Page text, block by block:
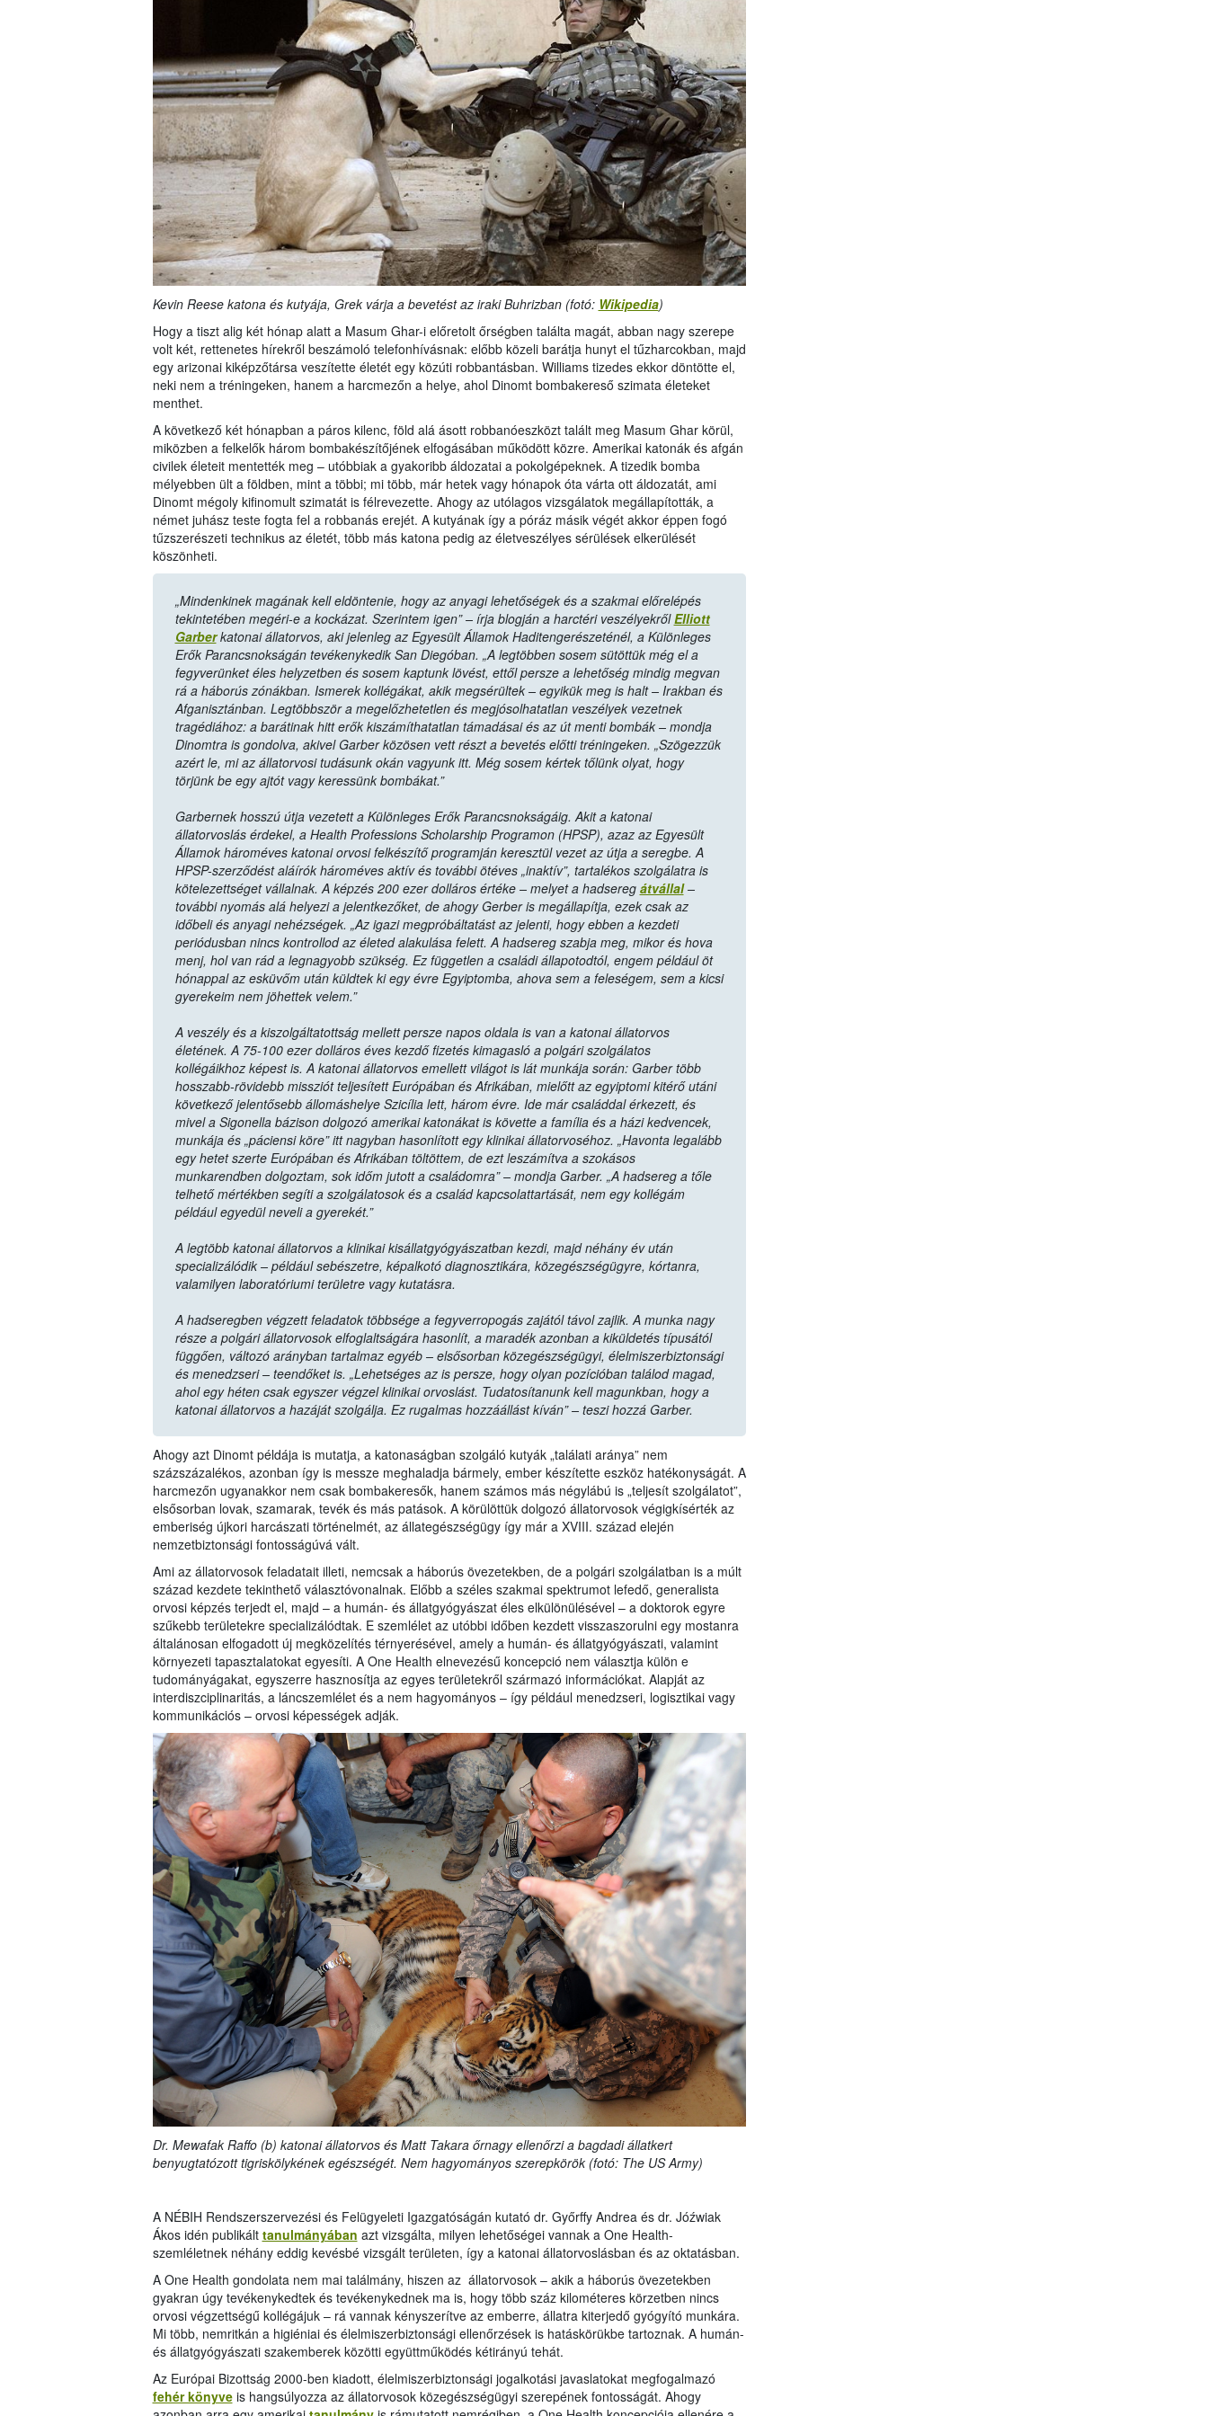
Kevin Reese katona és kutyája, Grek várja a bevetést az iraki Buhrizban (fotó: Wikipedia)
Hogy a tiszt alig két hónap alatt a Masum Ghar-i előretolt őrségben találta magát, abban nagy szerepe
volt két, rettenetes hírekről beszámoló telefonhívásnak: előbb közeli barátja hunyt el tűzharcokban, majd
egy arizonai kiképzőtársa veszítette életét egy közúti robbantásban. Williams tizedes ekkor döntötte el,
neki nem a tréningeken, hanem a harcmezőn a helye, ahol Dinomt bombakereső szimata életeket
menthet.
A következő két hónapban a páros kilenc, föld alá ásott robbanóeszközt talált meg Masum Ghar körül,
miközben a felkelők három bombakészítőjének elfogásában működött közre. Amerikai katonák és afgán
civilek életeit mentették meg – utóbbiak a gyakoribb áldozatai a pokolgépeknek. A tizedik bomba
mélyebben ült a földben, mint a többi; mi több, már hetek vagy hónapok óta várta ott áldozatát, ami
Dinomt mégoly kifinomult szimatát is félrevezette. Ahogy az utólagos vizsgálatok megállapították, a
német juhász teste fogta fel a robbanás erejét. A kutyának így a póráz másik végét akkor éppen fogó
tűzszerészeti technikus az életét, több más katona pedig az életveszélyes sérülések elkerülését
köszönheti.
„Mindenkinek magának kell eldöntenie, hogy az anyagi lehetőségek és a szakmai előrelépés
tekintetében megéri-e a kockázat. Szerintem igen” – írja blogján a harctéri veszélyekrőlElliott
Garberkatonai állatorvos, aki jelenleg az Egyesült Államok Haditengerészeténél, a Különleges
Erők Parancsnokságán tevékenykedik San Diegóban. „A legtöbben sosem sütöttük még el a
fegyverünket éles helyzetben és sosem kaptunk lövést, ettől persze a lehetőség mindig megvan
rá a háborús zónákban. Ismerek kollégákat, akik megsérültek – egyikük meg is halt – Irakban és
Afganisztánban. Legtöbbször a megelőzhetetlen és megjósolhatatlan veszélyek vezetnek
tragédiához: a barátinak hitt erők kiszámíthatatlan támadásai és az út menti bombák – mondja
Dinomtra is gondolva, akivel Garber közösen vett részt a bevetés előtti tréningeken. „Szögezzük
azért le, mi az állatorvosi tudásunk okán vagyunk itt. Még sosem kértek tőlünk olyat, hogy
törjünk be egy ajtót vagy keressünk bombákat.”
Garbernek hosszú útja vezetett a Különleges Erők Parancsnokságáig. Akit a katonai
állatorvoslás érdekel, a Health Professions Scholarship Programon (HPSP), azaz az Egyesült
Államok hároméves katonai orvosi felkészítő programján keresztül vezet az útja a seregbe. A
HPSP-szerződést aláírók hároméves aktív és további ötéves „inaktív”, tartalékos szolgálatra is
kötelezettséget vállalnak. A képzés 200 ezer dolláros értéke – melyet a hadsereg átvállal–
további nyomás alá helyezi a jelentkezőket, de ahogy Gerber is megállapítja, ezek csak az
időbeli és anyagi nehézségek. „Az igazi megpróbáltatást az jelenti, hogy ebben a kezdeti
periódusban nincs kontrollod az életed alakulása felett. A hadsereg szabja meg, mikor és hova
menj, hol van rád a legnagyobb szükség. Ez független a családi állapotodtól, engem például öt
hónappal az esküvőm után küldtek ki egy évre Egyiptomba, ahova sem a feleségem, sem a kicsi
gyerekeim nem jöhettek velem.”
A veszély és a kiszolgáltatottság mellett persze napos oldala is van a katonai állatorvos
életének. A 75-100 ezer dolláros éves kezdő fizetés kimagasló a polgári szolgálatos
kollégáikhoz képest is. A katonai állatorvos emellett világot is lát munkája során: Garber több
hosszabb-rövidebb missziót teljesített Európában és Afrikában, mielőtt az egyiptomi kitérő utáni
következő jelentősebb állomáshelye Szicília lett, három évre. Ide már családdal érkezett, és
mivel a Sigonella bázison dolgozó amerikai katonákat is követte a família és a házi kedvencek,
munkája és „páciensi köre” itt nagyban hasonlított egy klinikai állatorvoséhoz. „Havonta legalább
egy hetet szerte Európában és Afrikában töltöttem, de ezt leszámítva a szokásos
munkarendben dolgoztam, sok időm jutott a családomra” – mondja Garber. „A hadsereg a tőle
telhető mértékben segíti a szolgálatosok és a család kapcsolattartását, nem egy kollégám
például egyedül neveli a gyerekét.”
A legtöbb katonai állatorvos a klinikai kisállatgyógyászatban kezdi, majd néhány év után
specializálódik – például sebészetre, képalkotó diagnosztikára, közegészségügyre, kórtanra,
valamilyen laboratóriumi területre vagy kutatásra.
A hadseregben végzett feladatok többsége a fegyverropogás zajától távol zajlik. A munka nagy
része a polgári állatorvosok elfoglaltságára hasonlít, a maradék azonban a kiküldetés típusától
függően, változó arányban tartalmaz egyéb – elsősorban közegészségügyi, élelmiszerbiztonsági
és menedzseri – teendőket is. „Lehetséges az is persze, hogy olyan pozícióban találod magad,
ahol egy héten csak egyszer végzel klinikai orvoslást. Tudatosítanunk kell magunkban, hogy a
katonai állatorvos a hazáját szolgálja. Ez rugalmas hozzáállást kíván” – teszi hozzá Garber.
Ahogy azt Dinomt példája is mutatja, a katonaságban szolgáló kutyák „találati aránya” nem
százszázalékos, azonban így is messze meghaladja bármely, ember készítette eszköz hatékonyságát. A
harcmezőn ugyanakkor nem csak bombakeresők, hanem számos más négylábú is „teljesít szolgálatot”,
elsősorban lovak, szamarak, tevék és más patások. A körülöttük dolgozó állatorvosok végigkísérték az
emberiség újkori harcászati történelmét, az állategészségügy így már a XVIII. század elején
nemzetbiztonsági fontosságúvá vált.
Ami az állatorvosok feladatait illeti, nemcsak a háborús övezetekben, de a polgári szolgálatban is a múlt
század kezdete tekinthető választóvonalnak. Előbb a széles szakmai spektrumot lefedő, generalista
orvosi képzés terjedt el, majd – a humán- és állatgyógyászat éles elkülönülésével – a doktorok egyre
szűkebb területekre specializálódtak. E szemlélet az utóbbi időben kezdett visszaszorulni egy mostanra
általánosan elfogadott új megközelítés térnyerésével, amely a humán- és állatgyógyászati, valamint
környezeti tapasztalatokat egyesíti. A One Health elnevezésű koncepció nem választja külön e
tudományágakat, egyszerre hasznosítja az egyes területekről származó információkat. Alapját az
interdiszciplinaritás, a láncszemlélet és a nem hagyományos – így például menedzseri, logisztikai vagy
kommunikációs – orvosi képességek adják.
Dr. Mewafak Raffo (b) katonai állatorvos és Matt Takara őrnagy ellenőrzi a bagdadi állatkert
benyugtatózott tigriskölykének egészségét. Nem hagyományos szerepkörök (fotó: The US Army)
A NÉBIH Rendszerszervezési és Felügyeleti Igazgatóságán kutató dr. Győrffy Andrea és dr. Jóźwiak
Ákos idén publikált tanulmányában azt vizsgálta, milyen lehetőségei vannak a One Health-
szemléletnek néhány eddig kevésbé vizsgált területen, így a katonai állatorvoslásban és az oktatásban.
A One Health gondolata nem mai találmány, hiszen az állatorvosok – akik a háborús övezetekben
gyakran úgy tevékenykedtek és tevékenykednek ma is, hogy több száz kilométeres körzetben nincs
orvosi végzettségű kollégájuk – rá vannak kényszerítve az emberre, állatra kiterjedő gyógyító munkára.
Mi több, nemritkán a higiéniai és élelmiszerbiztonsági ellenőrzések is hatáskörükbe tartoznak. A humán-
és állatgyógyászati szakemberek közötti együttműködés kétirányú tehát.
Az Európai Bizottság 2000-ben kiadott, élelmiszerbiztonsági jogalkotási javaslatokat megfogalmazó
fehér könyveis hangsúlyozza az állatorvosok közegészségügyi szerepének fontosságát. Ahogy